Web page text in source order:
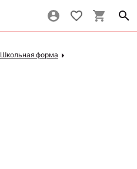
Школьная форма